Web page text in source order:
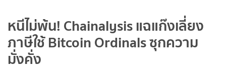
หนีไม่พ้น! Chainalysis แฉแก๊งเลี่ยง
ภาษีใช้ Bitcoin Ordinals ซุกความ
มั่งคั่ง